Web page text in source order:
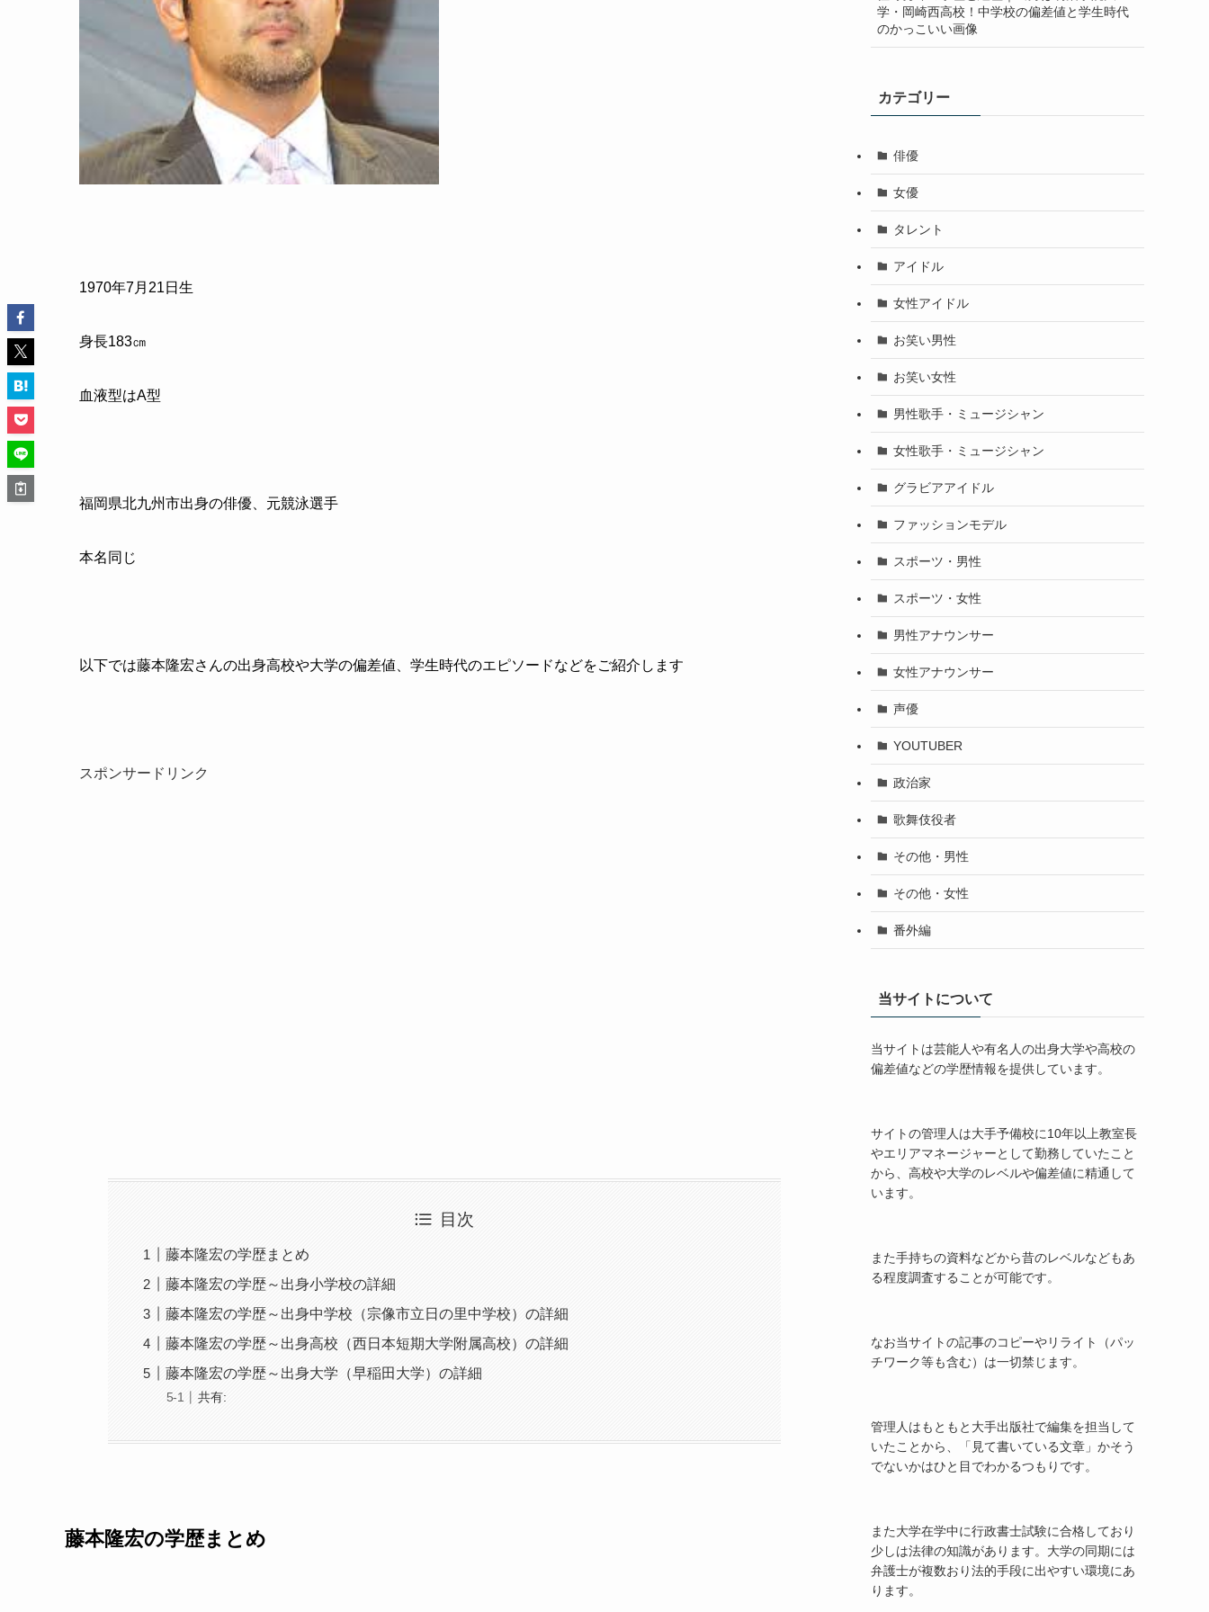
1970年7月 21 日生
身長183㎝
血液型はA型
福岡県北九州市出身の俳優、元競泳選手
本名同じ
以下では藤本隆宏さんの出身高校や大学の偏差値、学生時代のエピソードなどをご紹介します
スポンサードリンク
目次
藤本隆宏の学歴まとめ
藤本隆宏の学歴～出身小学校の詳細
藤本隆宏の学歴～出身中学校（宗像市立日の里中学校）の詳細
藤本隆宏の学歴～出身高校（西日本短期大学附属高校）の詳細
藤本隆宏の学歴～出身大学（早稲田大学）の詳細
共有:
藤本隆宏の学歴まとめ
学・岡崎西高校！中学校の偏差値と学生時代
のかっこいい画像
カテゴリー
俳優
女優
タレント
アイドル
女性アイドル
お笑い男性
お笑い女性
男性歌手・ミュージシャン
女性歌手・ミュージシャン
グラビアアイドル
ファッションモデル
スポーツ・男性
スポーツ・女性
男性アナウンサー
女性アナウンサー
声優
YOUTUBER
政治家
歌舞伎役者
その他・男性
その他・女性
番外編
当サイトについて
当サイトは芸能人や有名人の出身大学や高校の
偏差値などの学歴情報を提供しています。
サイトの管理人は大手予備校に10年以上教室長
やエリアマネージャーとして勤務していたこと
から、高校や大学のレベルや偏差値に精通して
います。
また手持ちの資料などから昔のレベルなどもあ
る程度調査することが可能です。
なお当サイトの記事のコピーやリライト（パッ
チワーク等も含む）は一切禁じます。
管理人はもともと大手出版社で編集を担当して
いたことから、「見て書いている文章」かそう
でないかはひと目でわかるつもりです。
また大学在学中に行政書士試験に合格しており
少しは法律の知識があります。大学の同期には
弁護士が複数おり法的手段に出やすい環境にあ
ります。